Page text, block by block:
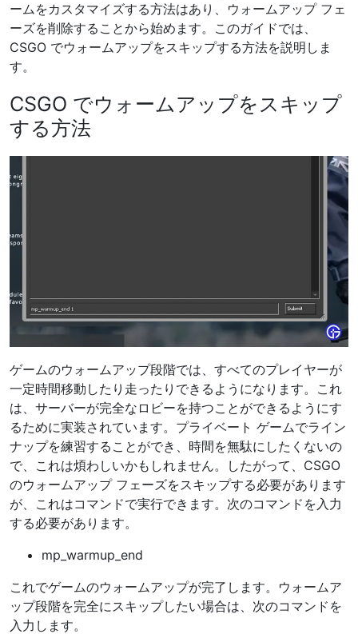
ームをカスタマイズする方法はあり、ウォームアップ フェ
ーズを削除することから始めます。このガイドでは、
CSGO でウォームアップをスキップする方法を説明しま
す。
CSGO でウォームアップをスキップ
する方法
ゲームのウォームアップ段階では、すべてのプレイヤーが
一定時間移動したり走ったりできるようになります。これ
は、サーバーが完全なロビーを持つことができるようにす
るために実装されています。プライベート ゲームでライン
ナップを練習することができ、時間を無駄にしたくないの
で、これは煩わしいかもしれません。したがって、CSGO
のウォームアップ フェーズをスキップする必要があります
が、これはコマンドで実行できます。次のコマンドを入力
する必要があります。
mp_warmup_end
これでゲームのウォームアップが完了します。ウォームア
ップ段階を完全にスキップしたい場合は、次のコマンドを
入力します。